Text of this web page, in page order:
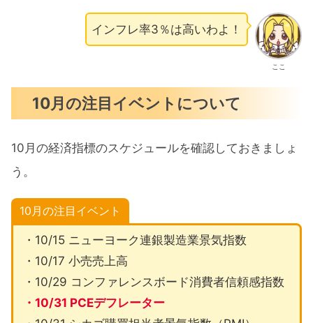
ここ
インフレ率3％は高いわよ！
10月の注目イベントについて
10月の経済指標のスケジュールを確認しておきましょ
う。
10月の注目イベント
・10/15 ニューヨーク連銀製造業景気指数
・10/17 小売売上高
・10/29 コンファレンスボード消費者信頼感指数
・10/31 PCEデフレーター